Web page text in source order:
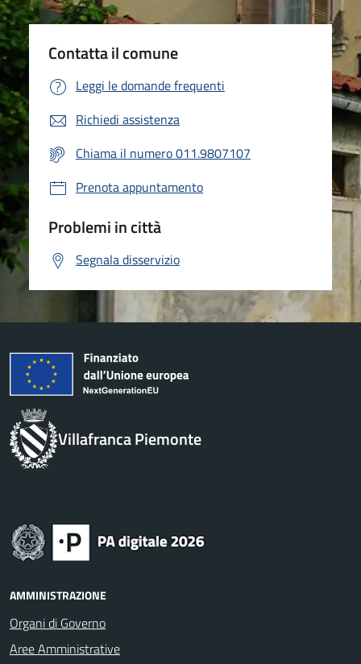
Contatta il comune
Leggi le domande frequenti
Richiedi assistenza
Chiama il numero 011.9807107
Prenota appuntamento
Problemi in città
Segnala disservizio
Villafranca Piemonte
AMMINISTRAZIONE
Organi di Governo
Aree Amministrative